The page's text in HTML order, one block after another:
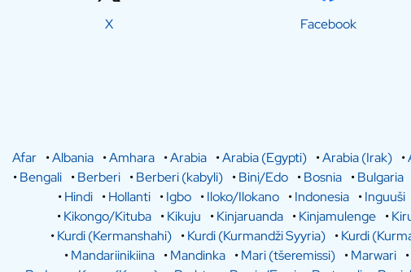
X Facebook
Afar •Albania •Amhara •Arabia •Arabia (Egypti) •Arabia (Irak) •
•Bengali •Berberi •Berberi (kabyli) •Bini/Edo •Bosnia •Bulgaria
•Hindi •Hollanti •Igbo •Iloko/Ilokano •Indonesia •Inguuši
•Kikongo/Kituba •Kikuju •Kinjaruanda •Kinjamulenge •
•Kurdi (Kermanshahi) •Kurdi (Kurmandži Syyria) •Kurdi
•Mandariinikiina •Mandinka •Mari (tšeremissi) •Marwari •